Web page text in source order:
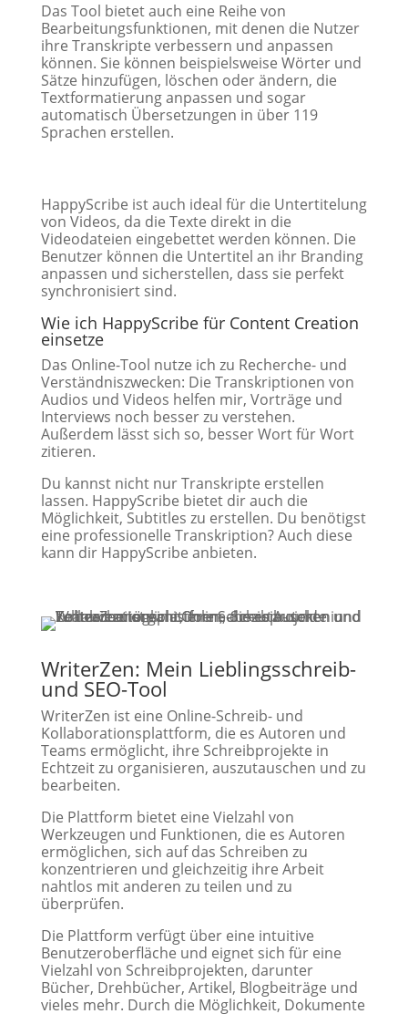
Das Tool bietet auch eine Reihe von
Bearbeitungsfunktionen, mit denen die Nutzer
ihre Transkripte verbessern und anpassen
können. Sie können beispielsweise Wörter und
Sätze hinzufügen, löschen oder ändern, die
Textformatierung anpassen und sogar
automatisch Übersetzungen in über 119
Sprachen erstellen.
HappyScribe ist auch ideal für die Untertitelung
von Videos, da die Texte direkt in die
Videodateien eingebettet werden können. Die
Benutzer können die Untertitel an ihr Branding
anpassen und sicherstellen, dass sie perfekt
synchronisiert sind.
Wie ich HappyScribe für Content Creation
einsetze
Das Online-Tool nutze ich zu Recherche- und
Verständniszwecken: Die Transkriptionen von
Audios und Videos helfen mir, Vorträge und
Interviews noch besser zu verstehen.
Außerdem lässt sich so, besser Wort für Wort
zitieren.
Du kannst nicht nur Transkripte erstellen
lassen. HappyScribe bietet dir auch die
Möglichkeit, Subtitles zu erstellen. Du benötigst
eine professionelle Transkription? Auch diese
kann dir HappyScribe anbieten.
WriterZen: Mein Lieblingsschreib-
und SEO-Tool
WriterZen ist eine Online-Schreib- und
Kollaborationsplattform, die es Autoren und
Teams ermöglicht, ihre Schreibprojekte in
Echtzeit zu organisieren, auszutauschen und zu
bearbeiten.
Die Plattform bietet eine Vielzahl von
Werkzeugen und Funktionen, die es Autoren
ermöglichen, sich auf das Schreiben zu
konzentrieren und gleichzeitig ihre Arbeit
nahtlos mit anderen zu teilen und zu
überprüfen.
Die Plattform verfügt über eine intuitive
Benutzeroberfläche und eignet sich für eine
Vielzahl von Schreibprojekten, darunter
Bücher, Drehbücher, Artikel, Blogbeiträge und
vieles mehr. Durch die Möglichkeit, Dokumente